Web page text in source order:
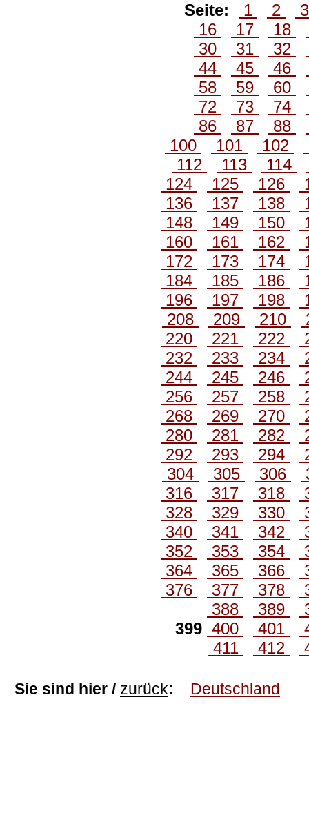
Seite: 1 2
16
17 18
30
31 32
44
45 46
58
59 60
72
73 74
86
87 88
100
101 102
112
113 114
124
125 126
136
137 138
148
149 150
160
161 162
172
173 174
184
185 186
196
197 198
208
209 210
220
221 222
232
233 234
244
245 246
256
257 258
268
269 270
280
281 282
292
293 294
304
305 306
316
317 318
328
329 330
340
341 342
352
353 354
364
365 366
376
377 378
388
389
399 400 401
411
412
Sie sind hier / zurück: Deutschland